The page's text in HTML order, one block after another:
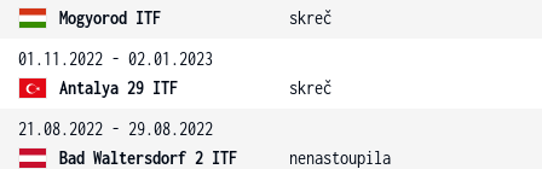
Mogyorod ITF
skreč
01.11.2022 - 02.01.2023
Antalya 29 ITF
skreč
21.08.2022 - 29.08.2022
Bad Waltersdorf 2 ITF
nenastoupila